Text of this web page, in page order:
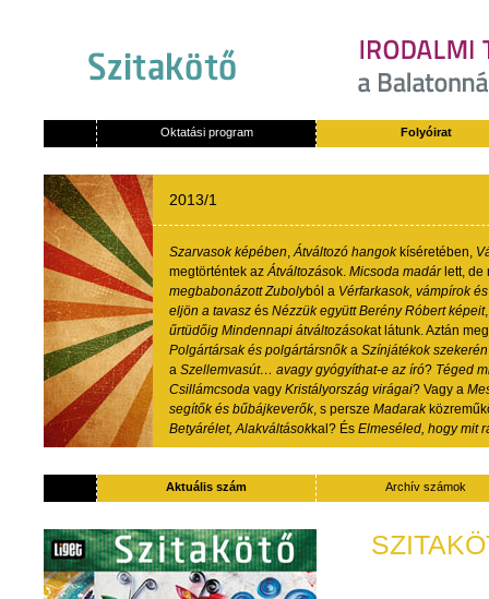
Oktatási program Folyóirat
2013/1
Szarvasok képében,Átváltozó hangok kíséretében,
megtörténtek az Átváltozások. Micsoda madár lett, de
megbabonázott Zubolyból a Vérfarkasok, vámpírok és
eljön a tavasz és Nézzük együtt Berény Róbert képeit
űrtüdőig Mindennapi átváltozásokat látunk.Aztán
Polgártársak és polgártársnőka Színjátékok szekerén
a Szellemvasút… avagy gyógyíthat-e az író? Téged
Csillámcsoda vagy Kristályország virágai? Vagy a
segítők és bűbájkeverők, s persze Madarak
Betyárélet,Alakváltásokkal ? És Elmeséled, hogy mit
Aktuális szám Archív számok